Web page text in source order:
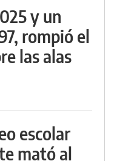
y un
rompió el
las alas
escolar
mató al